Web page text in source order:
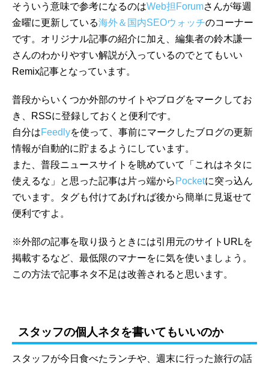
そういう意味で参考になるのはWeb担Forumさんが毎週
金曜に更新している海外＆国内SEOウォッチのコーナー
です。オリジナル記事の紹介に加え、編集者の鈴木謙一
さんのわかりやすい解説が入っているのでとてもいい
Remix記事となっています。
普段からいくつか外部のサイトやブログをマークしてお
き、RSSに登録しておくと便利です。
自分はFeedlyを使って、事前にマークしたブログの更新
情報が自動的に貯まるようにしています。
また、普段ニュースサイトを眺めていて「これはネタに
使えるな」と思った記事は片っ端から Pocketに突っ込ん
でいます。タグも付けてあげれば後から簡単に見返せて
便利ですよ。
※外部の記事を取り扱うときには引用元のサイトURLを
掲載するなど、最低限のマナーをに気を使いましょう。
この方法で記事ネタ不足は改善されると思います。
スタッフの個人ネタを書いてもいいのか
スタッフが今日食べたランチや、週末に行った旅行の話